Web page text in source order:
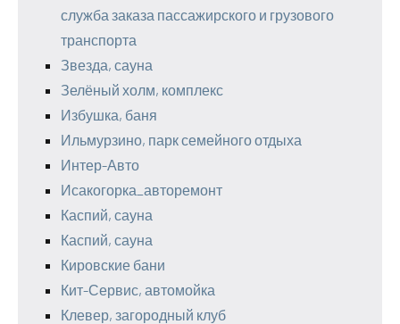
служба заказа пассажирского и грузового
транспорта
Звезда, сауна
Зелёный холм, комплекс
Избушка, баня
Ильмурзино, парк семейного отдыха
Интер-Авто
Исакогорка_авторемонт
Каспий, сауна
Каспий, сауна
Кировские бани
Кит-Сервис, автомойка
Клевер, загородный клуб